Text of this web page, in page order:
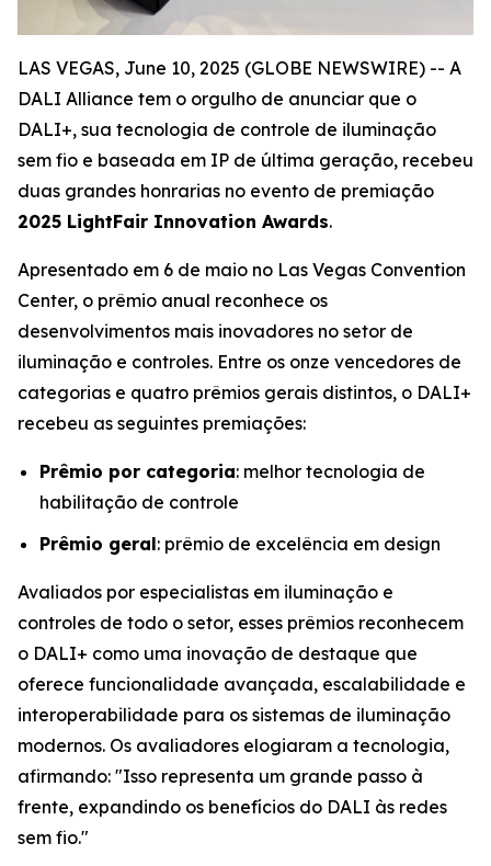
LAS VEGAS, June 10, 2025 (GLOBE NEWSWIRE) -- A
DALI Alliance tem o orgulho de anunciar que o
DALI+, sua tecnologia de controle de iluminação
sem fio e baseada em IP de última geração, recebeu
duas grandes honrarias no evento de premiação
2025 LightFair Innovation Awards.
Apresentado em 6 de maio no Las Vegas Convention
Center, o prêmio anual reconhece os
desenvolvimentos mais inovadores no setor de
iluminação e controles. Entre os onze vencedores de
categorias e quatro prêmios gerais distintos, o DALI+
recebeu as seguintes premiações:
Prêmio por categoria: melhor tecnologia de
habilitação de controle
Prêmio geral: prêmio de excelência em design
Avaliados por especialistas em iluminação e
controles de todo o setor, esses prêmios reconhecem
o DALI+ como uma inovação de destaque que
oferece funcionalidade avançada, escalabilidade e
interoperabilidade para os sistemas de iluminação
modernos. Os avaliadores elogiaram a tecnologia,
afirmando: "Isso representa um grande passo à
frente, expandindo os benefícios do DALI às redes
sem fio."